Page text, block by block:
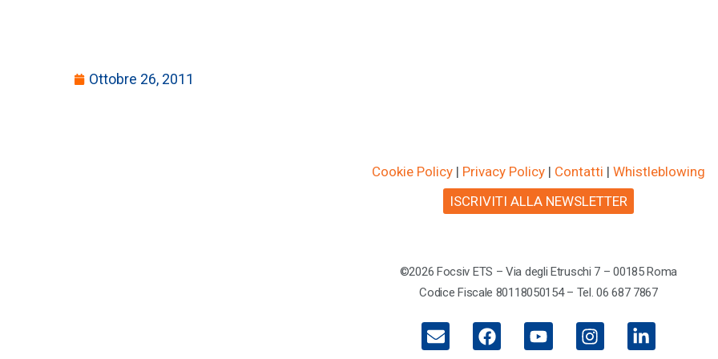
Ottobre 26, 2011
Cookie Policy | Privacy Policy | Contatti | Whistleblowing
ISCRIVITI ALLA NEWSLETTER
©2026 Focsiv ETS – Via degli Etruschi 7 – 00185 Roma
Codice Fiscale 80118050154 – Tel. 06 687 7867